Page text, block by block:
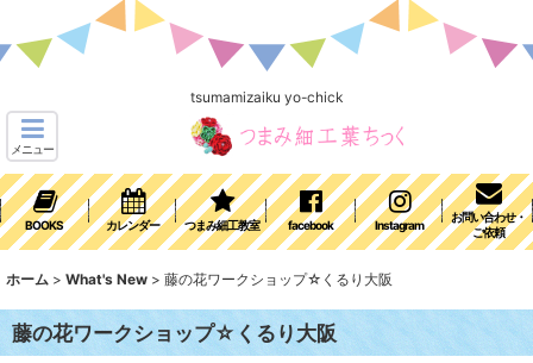
tsumamizaiku yo-chick
メニュー
BOOKS カレンダー つまみ細工教室 facebook Instagram
お問い合わせ・
ご依頼
ホーム > What's New > 藤の花ワークショップ☆くるり大阪
藤の花ワークショップ☆くるり大阪